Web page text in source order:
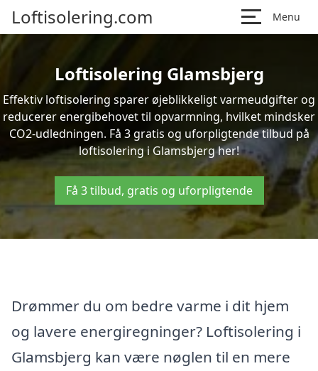
Loftisolering.com Menu
Loftisolering Glamsbjerg
Effektiv loftisolering sparer øjeblikkeligt varmeudgifter og
reducerer energibehovet til opvarmning, hvilket mindsker
CO2-udledningen. Få 3 gratis og uforpligtende tilbud på
loftisolering i Glamsbjerg her!
Få 3 tilbud, gratis og uforpligtende
Drømmer du om bedre varme i dit hjem
og lavere energiregninger? Loftisolering i
Glamsbjerg kan være nøglen til en mere